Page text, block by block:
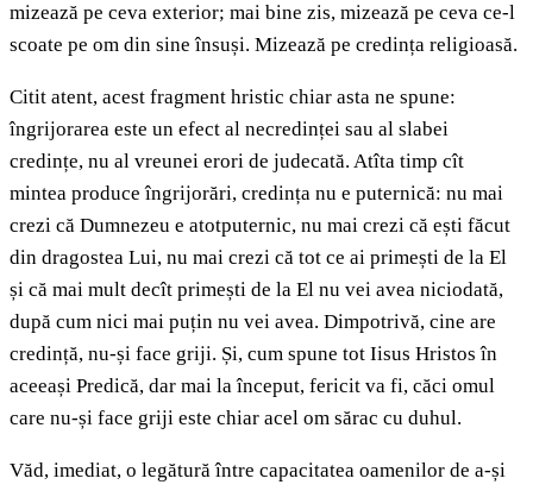
mizează pe ceva exterior; mai bine zis, mizează pe ceva ce-l
scoate pe om din sine însuși. Mizează pe credința religioasă.
Citit atent, acest fragment hristic chiar asta ne spune:
îngrijorarea este un efect al necredinței sau al slabei
credințe, nu al vreunei erori de judecată. Atîta timp cît
mintea produce îngrijorări, credința nu e puternică: nu mai
crezi că Dumnezeu e atotputernic, nu mai crezi că ești făcut
din dragostea Lui, nu mai crezi că tot ce ai primești de la El
și că mai mult decît primești de la El nu vei avea niciodată,
după cum nici mai puțin nu vei avea. Dimpotrivă, cine are
credință, nu-și face griji. Și, cum spune tot Iisus Hristos în
aceeași Predică, dar mai la început, fericit va fi, căci omul
care nu-și face griji este chiar acel om sărac cu duhul.
Văd, imediat, o legătură între capacitatea oamenilor de a-și